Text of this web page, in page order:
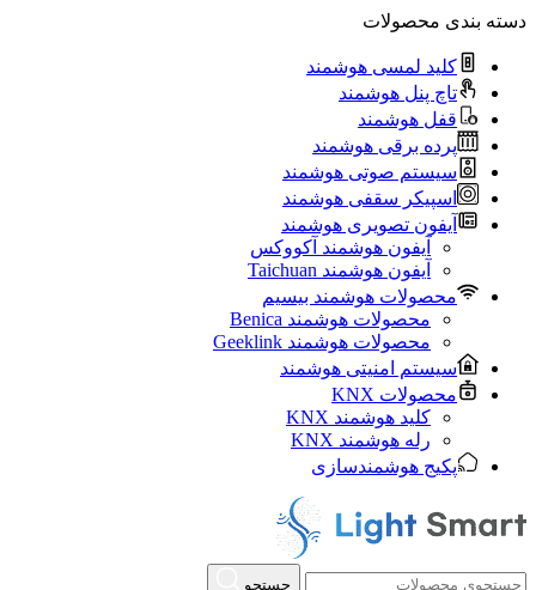
دسته بندی محصولات
کلید لمسی هوشمند
تاچ پنل هوشمند
قفل هوشمند
پرده برقی هوشمند
سیستم صوتی هوشمند
اسپیکر سقفی هوشمند
آیفون تصویری هوشمند
آيفون هوشمند آکووکس
آیفون هوشمند Taichuan
محصولات هوشمند بیسیم
محصولات هوشمند Benica
محصولات هوشمند Geeklink
سیستم امنیتی هوشمند
محصولات KNX
کلید هوشمند KNX
رله هوشمند KNX
پکیج هوشمندسازی
جستجو